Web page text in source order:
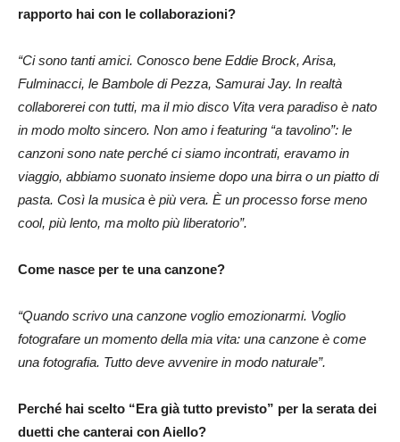
rapporto hai con le collaborazioni?
“Ci sono tanti amici. Conosco bene Eddie Brock, Arisa,
Fulminacci, le Bambole di Pezza, Samurai Jay. In realtà
collaborerei con tutti, ma il mio disco Vita vera paradiso è nato
in modo molto sincero. Non amo i featuring “a tavolino”: le
canzoni sono nate perché ci siamo incontrati, eravamo in
viaggio, abbiamo suonato insieme dopo una birra o un piatto di
pasta. Così la musica è più vera. È un processo forse meno
cool, più lento, ma molto più liberatorio”.
Come nasce per te una canzone?
“Quando scrivo una canzone voglio emozionarmi. Voglio
fotografare un momento della mia vita: una canzone è come
una fotografia. Tutto deve avvenire in modo naturale”.
Perché hai scelto “Era già tutto previsto” per la serata dei
duetti che canterai con Aiello?